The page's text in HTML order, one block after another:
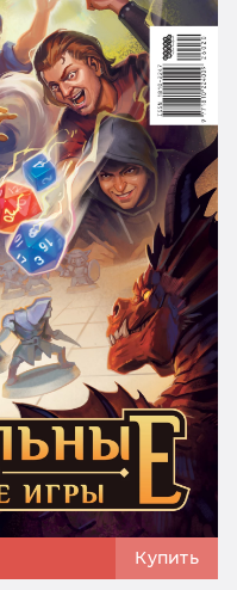
Купить